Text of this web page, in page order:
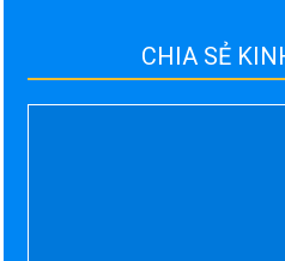
CHIA SẺ